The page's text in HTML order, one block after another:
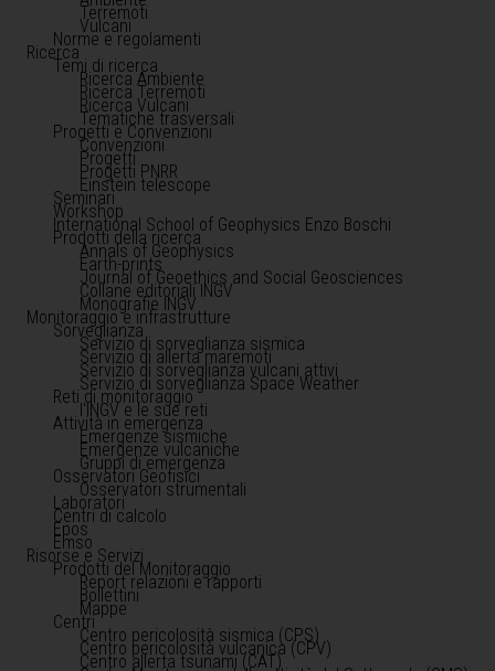
Terremoti
Vulcani
Norme e regolamenti
Ricerca
Temi di ricerca
Ricerca Ambiente
Ricerca Terremoti
Ricerca Vulcani
Tematiche trasversali
Progetti e Convenzioni
Convenzioni
Progetti
Progetti PNRR
Einstein telescope
Seminari
Workshop
International School of Geophysics Enzo Boschi
Prodotti della ricerca
Annals of Geophysics
Earth-prints
Journal of Geoethics and Social Geosciences
Collane editoriali INGV
Monografie INGV
Monitoraggio e infrastrutture
Sorveglianza
Servizio di sorveglianza sismica
Servizio di allerta maremoti
Servizio di sorveglianza vulcani attivi
Servizio di sorveglianza Space Weather
Reti di monitoraggio
l'INGV e le sue reti
Attività in emergenza
Emergenze sismiche
Emergenze vulcaniche
Gruppi di emergenza
Osservatori Geofisici
Osservatori strumentali
Laboratori
Centri di calcolo
Epos
Emso
Risorse e Servizi
Prodotti del Monitoraggio
Report relazioni e rapporti
Bollettini
Mappe
Centri
Centro pericolosità sismica (CPS)
Centro pericolosità vulcanica (CPV)
Centro allerta tsunami (CAT)